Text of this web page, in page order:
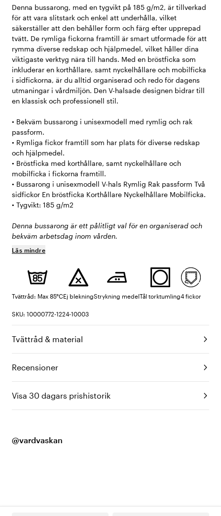
Denna bussarong, med en tygvikt på 185 g/m2, är tillverkad
för att vara slitstark och enkel att underhålla, vilket
säkerställer att den behåller form och färg efter upprepad
tvätt. De rymliga fickorna framtill är smart utformade för att
rymma diverse redskap och hjälpmedel, vilket håller dina
viktigaste verktyg nära till hands. Med en bröstficka som
inkluderar en korthållare, samt nyckelhållare och mobilficka
i sidfickorna, är du alltid organiserad och redo för dagens
utmaningar i vårdmiljön. Den V-halsade designen bidrar till
en klassisk och professionell stil.
• Bekväm bussarong i unisexmodell med rymlig och rak
passform.
• Rymliga fickor framtill som har plats för diverse redskap
och hjälpmedel.
• Bröstficka med korthållare, samt nyckelhållare och
mobilficka i fickorna framtill.
• Bussarong i unisexmodell V-hals Rymlig Rak passform Två
sidfickor En bröstficka Korthållare Nyckelhållare Mobilficka.
• Tygvikt: 185 g/m2
Denna bussarong är ett pålitligt val för en organiserad och
bekväm arbetsdag inom vården.
Läs mindre
Tvättråd: Max 85°CEj blekningStrykning medelTål torktumling4 fickor
SKU: 10000772-1224-10003
Tvättråd & material
Recensioner
Visa 30 dagars prishistorik
@vardvaskan